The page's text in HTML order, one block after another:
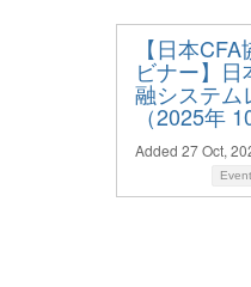
【日本
ビナー】日
融システム
（2025年
Added 27 Oct,
Event